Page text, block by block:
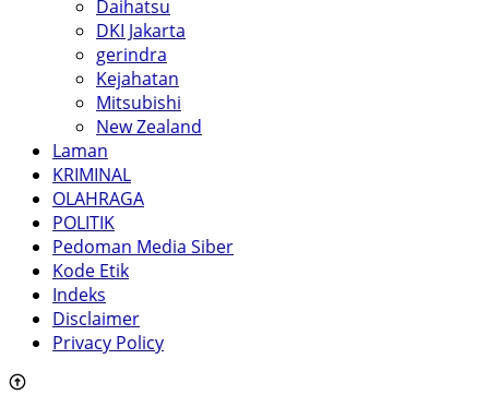
Daihatsu
DKI Jakarta
gerindra
Kejahatan
Mitsubishi
New Zealand
Laman
KRIMINAL
OLAHRAGA
POLITIK
Pedoman Media Siber
Kode Etik
Indeks
Disclaimer
Privacy Policy